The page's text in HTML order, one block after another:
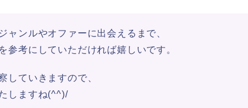
ャンルやオファーに出会えるまで、
参考にしていただければ嬉しいです。
していきますので、
しますね(^^)/